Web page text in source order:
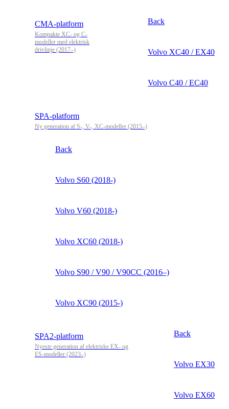
CMA-platform
Kompakte XC- og C-
modeller med elektrisk
drivlinje (2017–)
Back
Volvo XC40 / EX40
Volvo C40 / EC40
SPA-platform
Ny generation af S-, V-, XC-modeller (2015–)
Back
Volvo S60 (2018-)
Volvo V60 (2018-)
Volvo XC60 (2018-)
Volvo S90 / V90 / V90CC (2016–)
Volvo XC90 (2015-)
SPA2-platform
Nyeste generation af elektriske EX- og
ES-modeller (2023–)
Back
Volvo EX30
Volvo EX60